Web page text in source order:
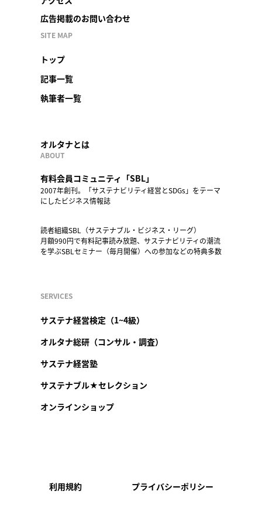
広告掲載のお問い合わせ
SITE MAP
トップ
記事一覧
執筆者一覧
オルタナとは
ABOUT
有料会員コミュニティ「SBL」
2007年創刊。「サステナビリティ経営とSDGs」をテーマ
にしたビジネス情報誌
読者組織SBL（サステナブル・ビジネス・リーグ）
月額990円で有料記事読み放題、サステナビリティの潮流
を学ぶSBLセミナー（毎月開催）への参加などの特典多数
SERVICES
サステナ経営検定（1~4級）
オルタナ総研（コンサル・調査）
サステナ経営塾
サステナブル★セレクション
オンラインショップ
利用規約 プライバシーポリシー